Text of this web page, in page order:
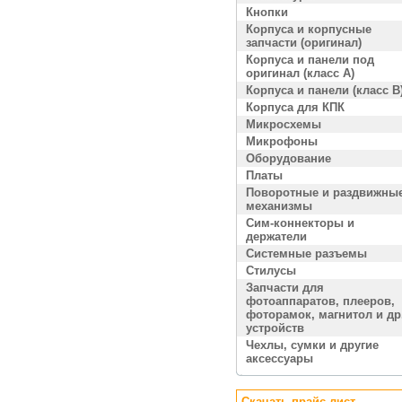
Кнопки
Корпуса и корпусные
запчасти (оригинал)
Корпуса и панели под
оригинал (класс A)
Корпуса и панели (класс
Корпуса для КПК
Микросхемы
Микрофоны
Оборудование
Платы
Поворотные и
механизмы
Сим-коннекторы и
держатели
Системные разъемы
Стилусы
Запчасти для
фотоаппаратов, плееров,
фоторамок, магнитол и
устройств
Чехлы, сумки и другие
аксессуары